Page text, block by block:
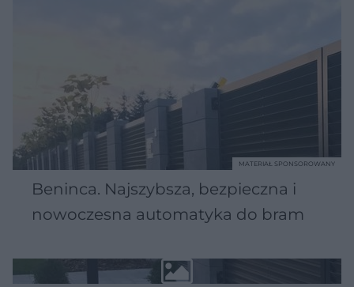
Beninca. Najszybsza, bezpieczna i
nowoczesna automatyka do bram
MATERIAŁ SPONSOROWANY